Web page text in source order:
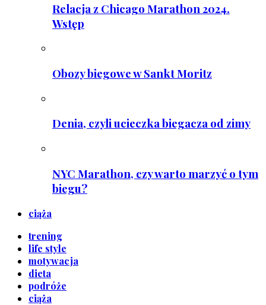
Relacja z Chicago Marathon 2024.
Wstęp
Obozy biegowe w Sankt Moritz
Denia, czyli ucieczka biegacza od zimy
NYC Marathon, czy warto marzyć o tym
biegu?
ciąża
trening
life style
motywacja
dieta
podróże
ciąża